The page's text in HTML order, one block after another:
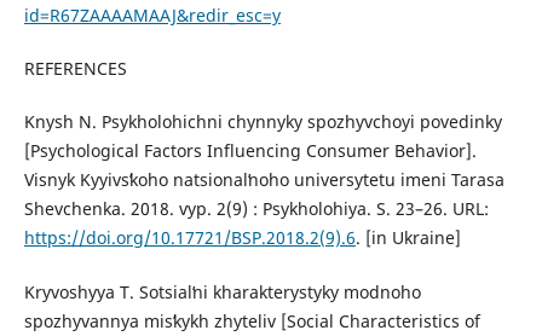
id=R67ZAAAAMAAJ&redir_esc=y
REFERENCES
Knysh N. Psykholohichni chynnyky spozhyvchoyi povedinky
[Psychological Factors Influencing Consumer Behavior].
Visnyk Kyyivsʹkoho natsionalʹnoho universytetu imeni Tarasa
Shevchenka. 2018. vyp. 2(9) : Psykholohiya. S. 23–26. URL:
https://doi.org/10.17721/BSP.2018.2(9).6. [in Ukraine]
Kryvoshyya T. Sotsialʹni kharakterystyky modnoho
spozhyvannya misʹkykh zhyteliv [Social Characteristics of